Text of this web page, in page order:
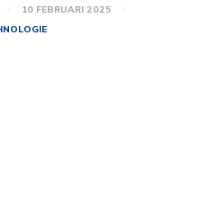
10 FEBRUARI 2025